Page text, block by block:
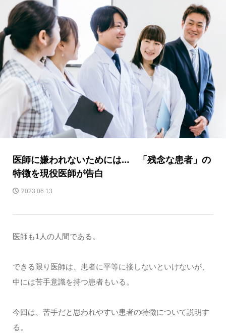
医師に嫌われないためには… 「残念な患者」の
特徴を現役医師が告白
2023.06.13
医師も1人の人間である。
できる限り医師は、患者に平等に接しないといけないが、
中には苦手意識を持つ患者もいる。
今回は、苦手だと思われやすい患者の特徴について説明す
る。